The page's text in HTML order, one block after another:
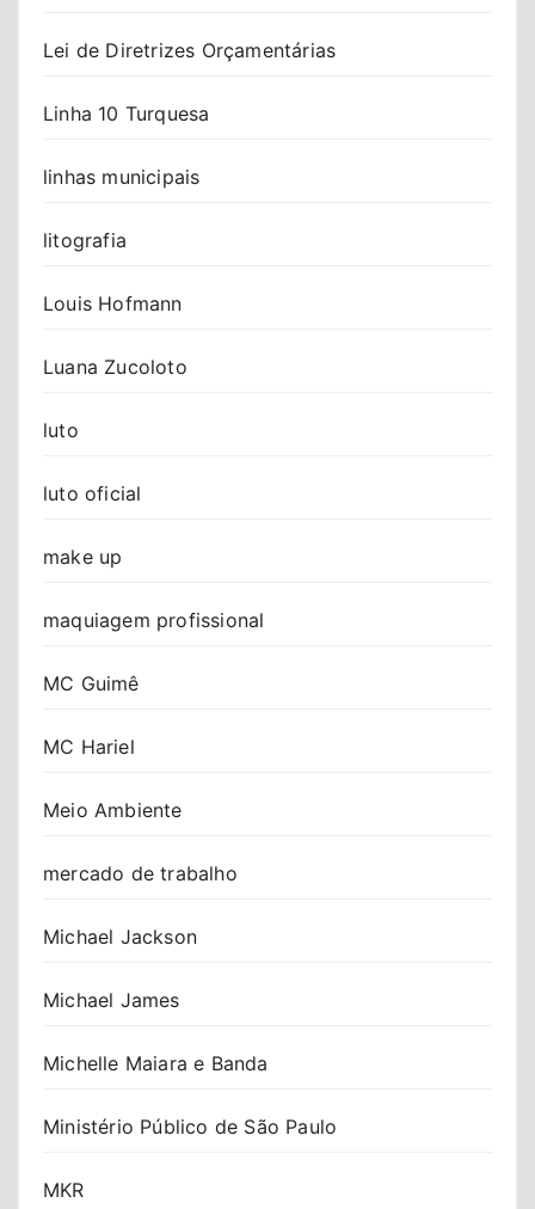
Lei de Diretrizes Orçamentárias
Linha 10 Turquesa
linhas municipais
litografia
Louis Hofmann
Luana Zucoloto
luto
luto oficial
make up
maquiagem profissional
MC Guimê
MC Hariel
Meio Ambiente
mercado de trabalho
Michael Jackson
Michael James
Michelle Maiara e Banda
Ministério Público de São Paulo
MKR